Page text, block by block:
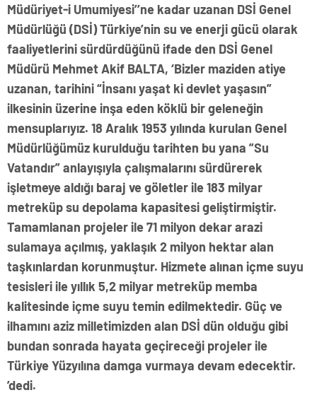
Müdüriyet-i Umumiyesi’’ne kadar uzanan DSİ Genel
Müdürlüğü (DSİ) Türkiye’nin su ve enerji gücü olarak
faaliyetlerini sürdürdüğünü ifade den DSİ Genel
Müdürü Mehmet Akif BALTA, ‘Bizler maziden atiye
uzanan, tarihini “İnsanı yaşat ki devlet yaşasın”
ilkesinin üzerine inşa eden köklü bir geleneğin
mensuplarıyız. 18 Aralık 1953 yılında kurulan Genel
Müdürlüğümüz kurulduğu tarihten bu yana ”Su
Vatandır” anlayışıyla çalışmalarını sürdürerek
işletmeye aldığı baraj ve göletler ile 183 milyar
metreküp su depolama kapasitesi geliştirmiştir.
Tamamlanan projeler ile 71 milyon dekar arazi
sulamaya açılmış, yaklaşık 2 milyon hektar alan
taşkınlardan korunmuştur. Hizmete alınan içme suyu
tesisleri ile yıllık 5,2 milyar metreküp memba
kalitesinde içme suyu temin edilmektedir. Güç ve
ilhamını aziz milletimizden alan DSİ dün olduğu gibi
bundan sonrada hayata geçireceği projeler ile
Türkiye Yüzyılına damga vurmaya devam edecektir.
’dedi.